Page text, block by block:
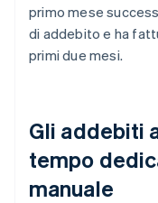
primo mese
di addebito e ha
primi due mesi.
Gli addebiti
tempo
manuale